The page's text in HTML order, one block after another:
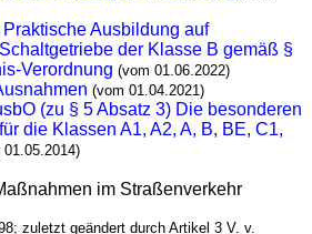
Ausbildung auf
der Klasse B gemäß §
Verordnung (vom 01.06.2022)
(vom 01.04.2021)
(zu § 5 Absatz 3) Die besonderen
die Klassen A1, A2, A, B, BE, C1,
01.05.2014)
im Straßenverkehr
zuletzt geändert durch Artikel 3 V. v.